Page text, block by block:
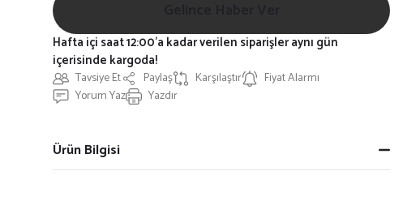
Tavsiye Et Paylaş Karşılaştır
Fiyat Alarmı
Yorum Yaz
Yazdır
Hafta içi saat 12:00'a kadar verilen siparişler aynı gün
içerisinde kargoda!
Ürün Bilgisi